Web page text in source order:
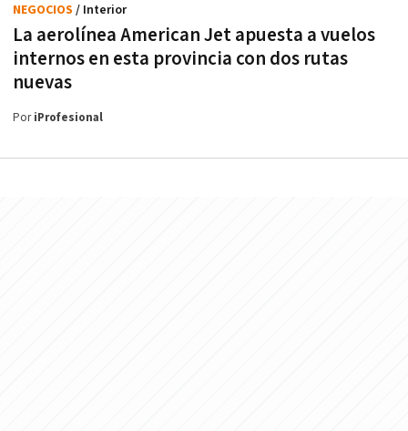
La aerolínea American Jet apuesta a vuelos
internos en esta provincia con dos rutas
nuevas
NEGOCIOS / Interior
PoriProfesional